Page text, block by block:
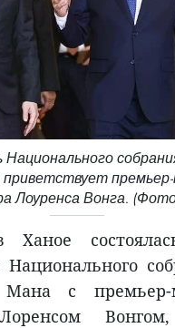
приветствует
Лоуренса Вонга.
Национального
с премьер-